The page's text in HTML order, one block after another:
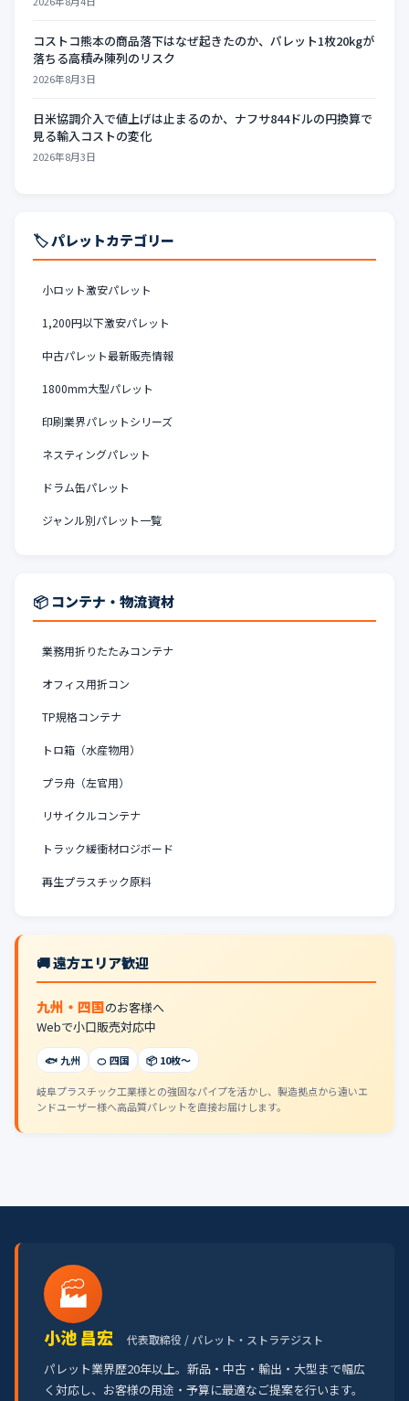
コストコ熊本の商品落下はなぜ起きたのか、パレット1枚20kgが
落ちる高積み陳列のリスク
2026年8月3日
日米協調介入で値上げは止まるのか、ナフサ844ドルの円換算で
見る輸入コストの変化
2026年8月3日
🏷️ パレットカテゴリー
小ロット激安パレット
1,200円以下激安パレット
中古パレット最新販売情報
1800mm大型パレット
印刷業界パレットシリーズ
ネスティングパレット
ドラム缶パレット
ジャンル別パレット一覧
📦 コンテナ・物流資材
業務用折りたたみコンテナ
オフィス用折コン
TP規格コンテナ
トロ箱（水産物用）
プラ舟（左官用）
リサイクルコンテナ
トラック緩衝材ロジボード
再生プラスチック原料
🚚 遠方エリア歓迎
九州・四国のお客様へ
Webで小口販売対応中
🐟 九州 🍊 四国 📦 10枚〜
岐阜プラスチック工業様との強固なパイプを活かし、製造拠点から遠いエ
ンドユーザー様へ高品質パレットを直接お届けします。
🏭
小池 昌宏 代表取締役 / パレット・ストラテジスト
パレット業界歴20年以上。新品・中古・輸出・大型まで幅広
く対応し、お客様の用途・予算に最適なご提案を行います。